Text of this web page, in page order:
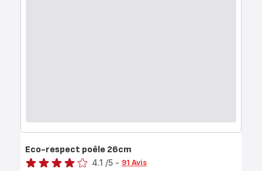
Eco-respect poêle 26cm
Note
4.1 /5 - 91 Avis